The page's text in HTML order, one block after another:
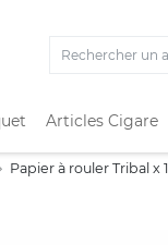
Articles Cigare
Papier à rouler Tribal x 1